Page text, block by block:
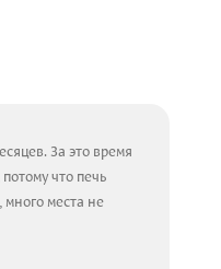
За это время
что печь
много места не